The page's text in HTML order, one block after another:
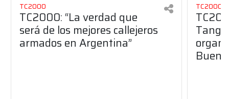
TC2000
TC2000: “La verdad que
será de los mejores callejeros
armados en Argentina”
TC2000